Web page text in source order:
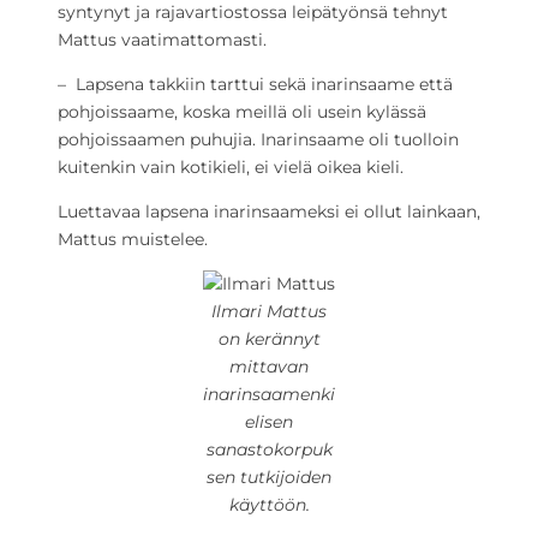
syntynyt ja rajavartiostossa leipätyönsä tehnyt
Mattus vaatimattomasti.
– Lapsena takkiin tarttui sekä inarinsaame että
pohjoissaame, koska meillä oli usein kylässä
pohjoissaamen puhujia. Inarinsaame oli tuolloin
kuitenkin vain kotikieli, ei vielä oikea kieli.
Luettavaa lapsena inarinsaameksi ei ollut lainkaan,
Mattus muistelee.
Ilmari Mattus
on kerännyt
mittavan
inarinsaamenki
elisen
sanastokorpuk
sen tutkijoiden
käyttöön.